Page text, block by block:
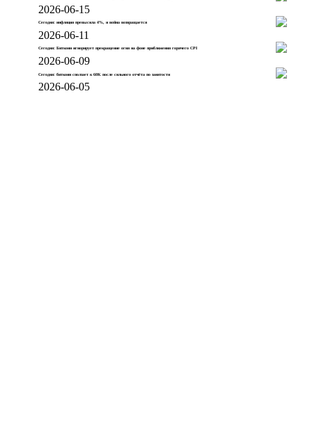
2026-06-15
Сегодня: инфляция превысила 4%, и война возвращается
2026-06-11
Сегодня: Биткоин игнорирует прекращение огня на фоне приближения горячего CPI
2026-06-09
Сегодня: биткоин сползает к 60K после сильного отчёта по занятости
2026-06-05